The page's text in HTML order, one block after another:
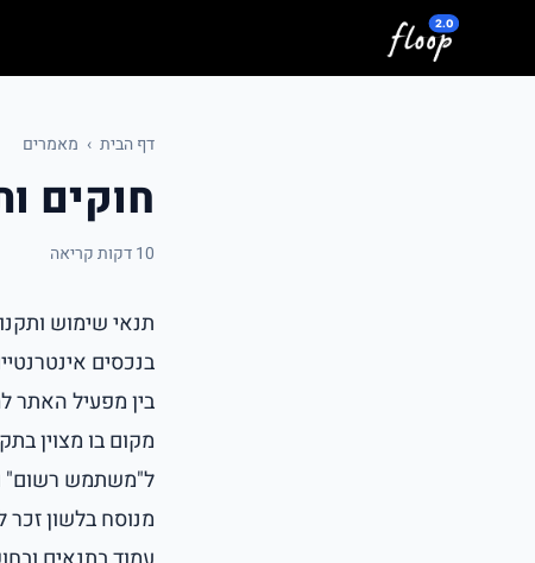
דלג לתוכן המרכזי
דף הבית › מאמרים
חוקים
10 דקות קריאה
בין מפעיל
מקום בו מצוין
ל"משתמש רשום"
מנוסח בלשון